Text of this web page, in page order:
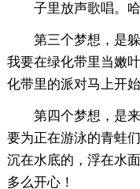
子里放声歌唱。
第三个梦想，是
我要在绿化带里当嫩
化带里的派对马上开
第四个梦想，是
要为正在游泳的青蛙
沉在水底的，浮在水
多么开心！